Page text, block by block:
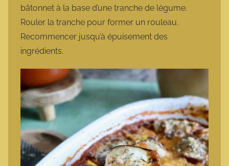
bâtonnet à la base d’une tranche de légume.
Rouler la tranche pour former un rouleau.
Recommencer jusqu’à épuisement des
ingrédients.